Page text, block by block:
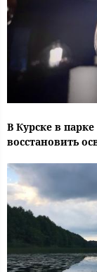
В Курске в
восстановить